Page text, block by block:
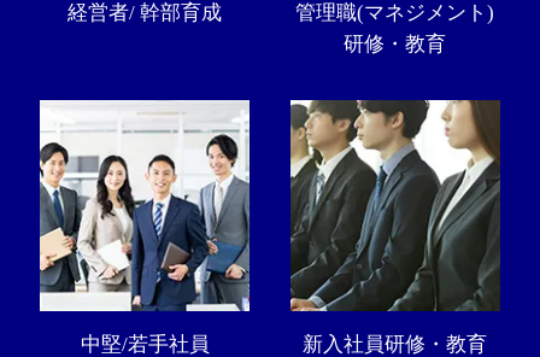
経営者/ 幹部育成
管理職(マネジメント)
研修・教育
中堅/若手社員 新入社員研修・教育